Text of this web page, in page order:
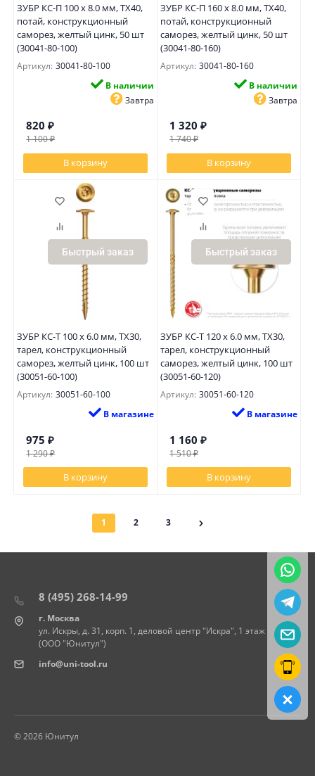
ЗУБР КС-П 100 х 8.0 мм, TX40,
потай, конструкционный
саморез, желтый цинк, 50 шт
(30041-80-100)
Артикул: 30041-80-100
В наличии
Завтра
820 ₽
1 100₽
В корзину
ЗУБР КС-П 160 х 8.0 мм, TX40,
потай, конструкционный
саморез, желтый цинк, 50 шт
(30041-80-160)
Артикул: 30041-80-160
В наличии
Завтра
1 320 ₽
1 740₽
В корзину
Быстрый заказ
ЗУБР КС-Т 100 х 6.0 мм, TX30,
тарел, конструкционный
саморез, желтый цинк, 100 шт
(30051-60-100)
Артикул: 30051-60-100
В магазине
975 ₽
1 290₽
В корзину
Быстрый заказ
ЗУБР КС-Т 120 х 6.0 мм, TX30,
тарел, конструкционный
саморез, желтый цинк, 100 шт
(30051-60-120)
Артикул: 30051-60-120
В магазине
1 160 ₽
1 510₽
В корзину
1 2 3
8 (495) 268-14-99
г. Москва
ул. Искры, д. 31, корп. 1, деловой центр "Искра", 1 этаж
(ООО "Юнитул")
info@uni-tool.ru
© 2026 Юнитул